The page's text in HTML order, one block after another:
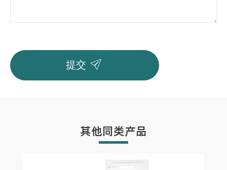
提交 
其他同类产品